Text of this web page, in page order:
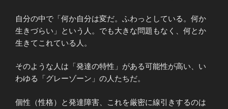
自分の中で「何か自分は変だ。ふわっとしている。何か
生きづらい」という人。でも大きな問題もなく、何とか
生きてこれている人。
そのような人は「発達の特性」がある可能性が高い、い
わゆる「グレーゾーン」の人たちだ。
個性（性格）と発達障害、これを厳密に線引きするのは